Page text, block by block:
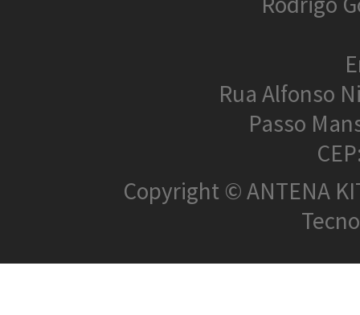
Rua Alfonso
Passo
Copyright © ANTENA